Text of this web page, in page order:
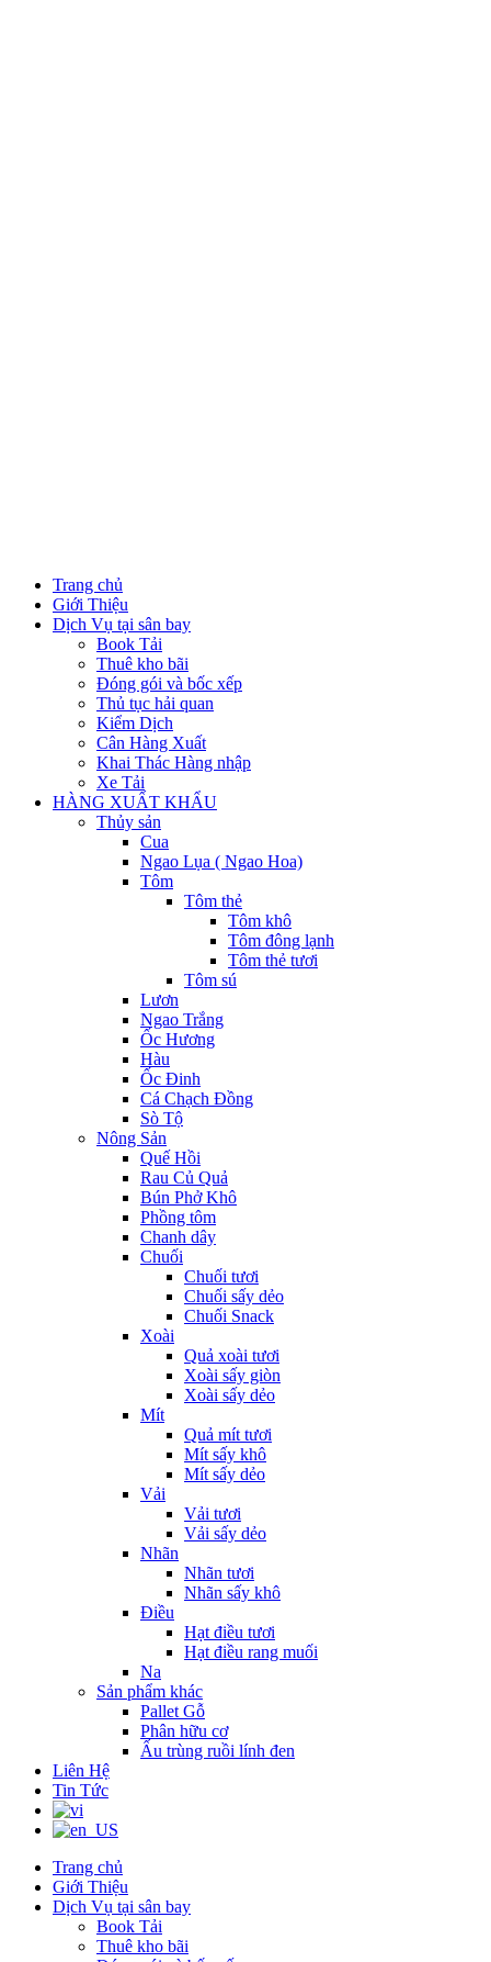
Trang chủ
Giới Thiệu
Dịch Vụ tại sân bay
Book Tải
Thuê kho bãi
Đóng gói và bốc xếp
Thủ tục hải quan
Kiểm Dịch
Cân Hàng Xuất
Khai Thác Hàng nhập
Xe Tải
HÀNG XUẤT KHẨU
Thủy sản
Cua
Ngao Lụa ( Ngao Hoa)
Tôm
Tôm thẻ
Tôm khô
Tôm đông lạnh
Tôm thẻ tươi
Tôm sú
Lươn
Ngao Trắng
Ốc Hương
Hàu
Ốc Đinh
Cá Chạch Đồng
Sò Tộ
Nông Sản
Quế Hồi
Rau Củ Quả
Bún Phở Khô
Phồng tôm
Chanh dây
Chuối
Chuối tươi
Chuối sấy dẻo
Chuối Snack
Xoài
Quả xoài tươi
Xoài sấy giòn
Xoài sấy dẻo
Mít
Quả mít tươi
Mít sấy khô
Mít sấy dẻo
Vải
Vải tươi
Vải sấy dẻo
Nhãn
Nhãn tươi
Nhãn sấy khô
Điều
Hạt điều tươi
Hạt điều rang muối
Na
Sản phẩm khác
Pallet Gỗ
Phân hữu cơ
Ấu trùng ruồi lính đen
Liên Hệ
Tin Tức
Trang chủ
Giới Thiệu
Dịch Vụ tại sân bay
Book Tải
Thuê kho bãi